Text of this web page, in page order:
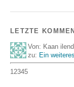
LETZTE
Von: Kaan
zu: Ein
12345